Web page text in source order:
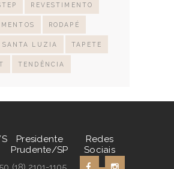
REVESTIMENTO
RODAPÉ
SANTA LUZIA TAPETE
TENDÊNCIA
Presidente
Prudente/SP
Redes
Sociais